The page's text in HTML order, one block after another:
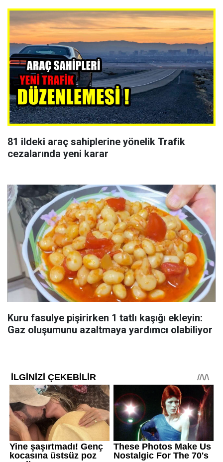
81 ildeki araç sahiplerine yönelik Trafik
cezalarında yeni karar
Kuru fasulye pişirirken 1 tatlı kaşığı ekleyin:
Gaz oluşumunu azaltmaya yardımcı olabiliyor